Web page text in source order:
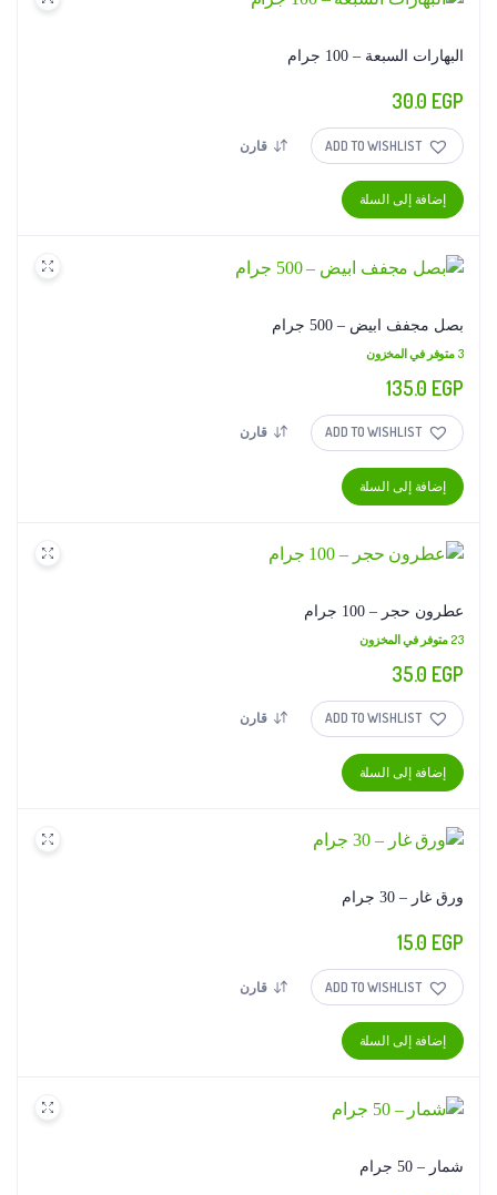
البهارات السبعة – 100 جرام
30.0 EGP
ADD TO WISHLIST قارن
إضافة إلى السلة
بصل مجفف ابيض – 500 جرام
3 متوفر في المخزون
135.0 EGP
ADD TO WISHLIST قارن
إضافة إلى السلة
عطرون حجر – 100 جرام
23 متوفر في المخزون
35.0 EGP
ADD TO WISHLIST قارن
إضافة إلى السلة
ورق غار – 30 جرام
15.0 EGP
ADD TO WISHLIST قارن
إضافة إلى السلة
شمار – 50 جرام